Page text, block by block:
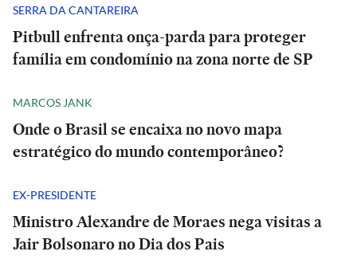
SERRA DA CANTAREIRA
Pitbull enfrenta onça-parda para proteger
família em condomínio na zona norte de SP
MARCOS JANK
Onde o Brasil se encaixa no novo mapa
estratégico do mundo contemporâneo?
EX-PRESIDENTE
Ministro Alexandre de Moraes nega visitas a
Jair Bolsonaro no Dia dos Pais